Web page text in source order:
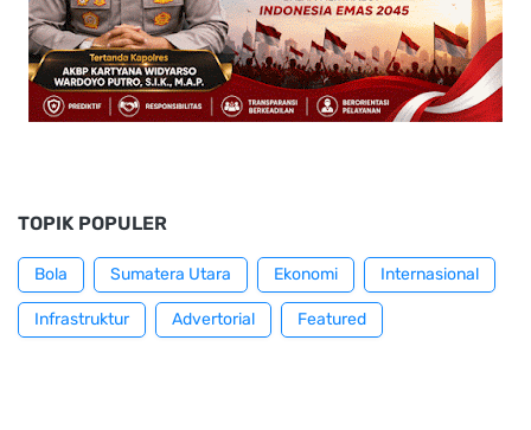
TOPIK POPULER
Bola Sumatera Utara Ekonomi Internasional
Infrastruktur Advertorial Featured